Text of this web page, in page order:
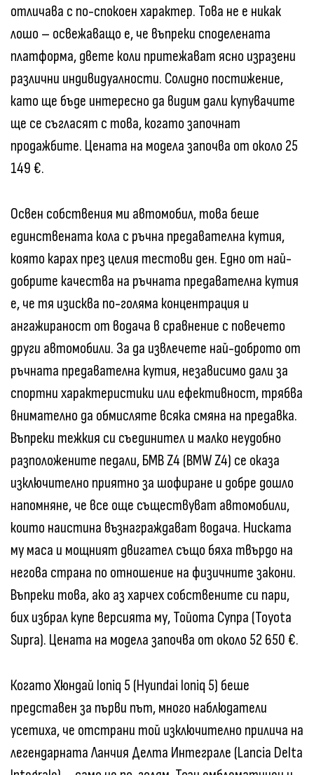
отличава с по-спокоен характер. Това не е никак
лошо – освежаващо е, че въпреки споделената
платформа, двете коли притежават ясно изразени
различни индивидуалности. Солидно постижение,
като ще бъде интересно да видим дали купувачите
ще се съгласят с това, когато започнат
продажбите. Цената на модела започва от около 25
149 €.
Освен собствения ми автомобил, това беше
единствената кола с ръчна предавателна кутия,
която карах през целия тестови ден. Едно от най-
добрите качества на ръчната предавателна кутия
е, че тя изисква по-голяма концентрация и
ангажираност от водача в сравнение с повечето
други автомобили. За да извлечете най-доброто от
ръчната предавателна кутия, независимо дали за
спортни характеристики или ефективност, трябва
внимателно да обмисляте всяка смяна на предавка.
Въпреки тежкия си съединител и малко неудобно
разположените педали, БМВ Z4 (BMW Z4) се оказа
изключително приятно за шофиране и добре дошло
напомняне, че все още съществуват автомобили,
които наистина възнаграждават водача. Ниската
му маса и мощният двигател също бяха твърдо на
негова страна по отношение на физичните закони.
Въпреки това, ако аз харчех собствените си пари,
бих избрал купе версията му, Тойота Супра (Toyota
Supra). Цената на модела започва от около 52 650 €.
Когато Хюндай Ioniq 5 (Hyundai Ioniq 5) беше
представен за първи път, много наблюдатели
усетиха, че отстрани той изключително прилича на
легендарната Ланчия Делта Интеграле (Lancia Delta